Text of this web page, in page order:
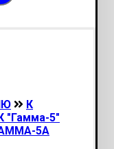
К
"Гамма-5"
5А